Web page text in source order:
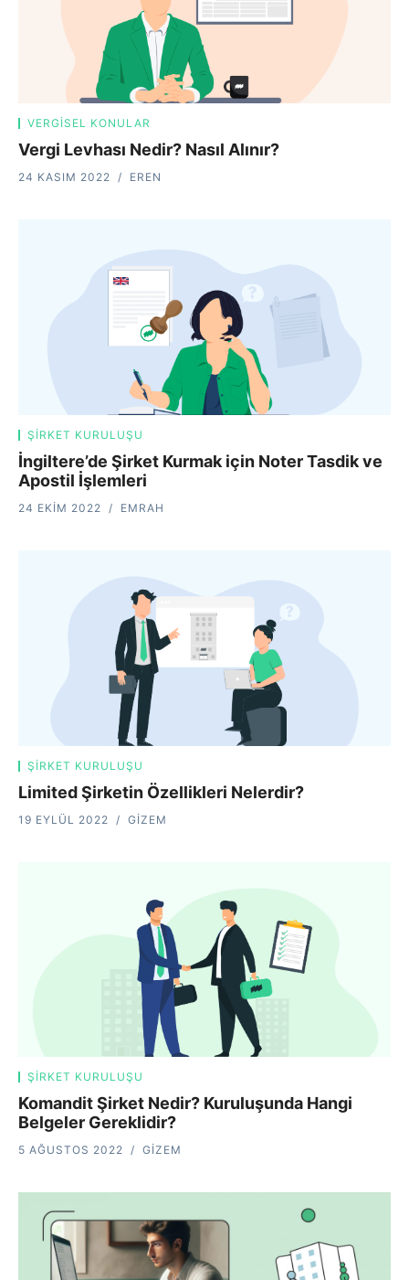
VERGISEL KONULAR
Vergi Levhası Nedir? Nasıl Alınır?
24 KASIM 2022 EREN
ŞIRKET KURULUŞU
İngiltere’de Şirket Kurmak için Noter Tasdik ve
Apostil İşlemleri
24 EKIM 2022 EMRAH
ŞIRKET KURULUŞU
Limited Şirketin Özellikleri Nelerdir?
19 EYLÜL 2022 GIZEM
ŞIRKET KURULUŞU
Komandit Şirket Nedir? Kuruluşunda Hangi
Belgeler Gereklidir?
5 AĞUSTOS 2022 GIZEM